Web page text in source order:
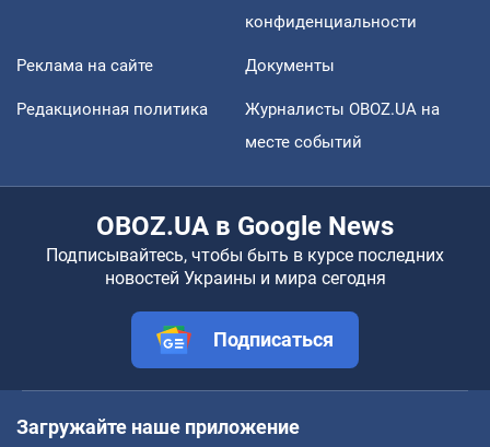
конфиденциальности
Реклама на сайте Документы
Редакционная политика
Журналисты OBOZ.UA на
месте событий
OBOZ.UA в Google News
Подписывайтесь, чтобы быть в курсе последних
новостей Украины и мира сегодня
Подписаться
Загружайте наше приложение